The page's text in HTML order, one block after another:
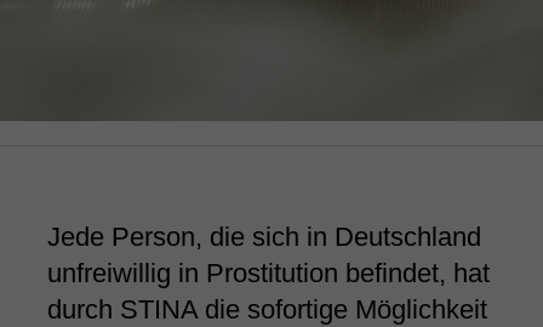
Jede Person, die sich in Deutschland
unfreiwillig in Prostitution befindet, hat
durch STINA die sofortige Möglichkeit